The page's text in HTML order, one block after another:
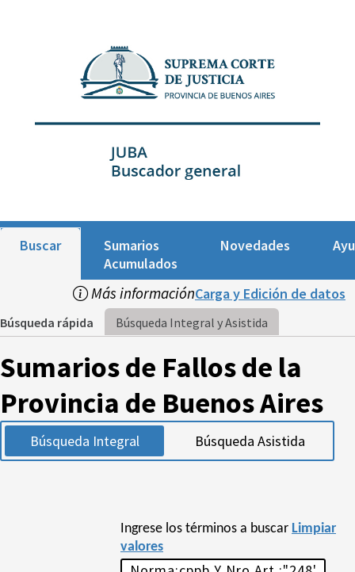
Buscar
Sumarios
Acumulados
Novedades
Más informaciónCarga y Edición de datos
Búsqueda rápida Búsqueda Integral y Asistida
Sumarios de Fallos de la
Provincia de Buenos Aires
Búsqueda Integral Búsqueda Asistida
Ingrese los términos a buscar Limpiar
valores